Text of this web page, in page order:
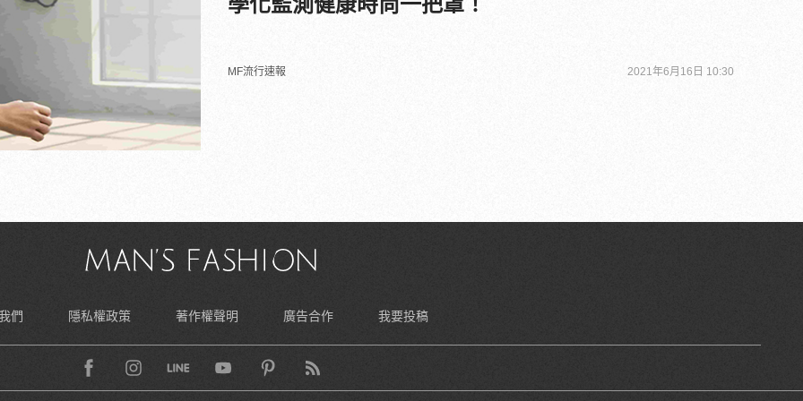
MF流行速報 2021年6月16日 10:30
們 隱私權政策 著作權聲明 廣告合作 我要投稿